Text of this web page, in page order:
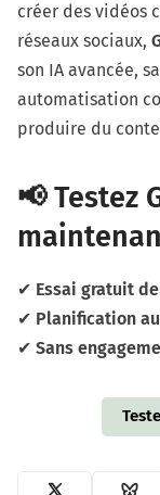
créer des vidéos
réseaux sociaux,
son IA avancée,
automatisation
produire du
📢 Testez
✔ Essai gratuit
✔ Planification
✔ Sans